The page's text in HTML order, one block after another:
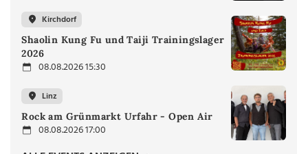
Kirchdorf
Shaolin Kung Fu und Taiji Trainingslager
2026
08.08.2026 15:30
Linz
Rock am Grünmarkt Urfahr - Open Air
08.08.2026 17:00